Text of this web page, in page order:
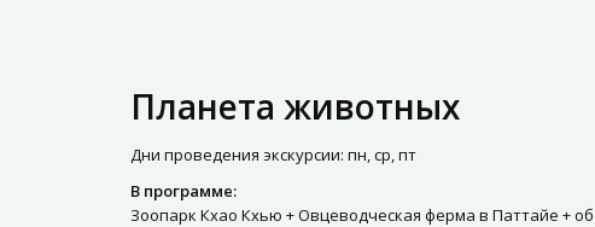
Планета животных
Дни проведения экскурсии: пн, ср, пт
В программе:
Зоопарк Кхао Кхью + Овцеводческая ферма в Паттайе +